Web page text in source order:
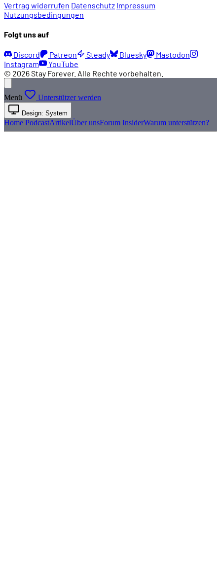
Vertrag widerrufen Datenschutz Impressum
Nutzungsbedingungen
Folgt uns auf
Discord Patreon Steady Bluesky
Mastodon
Instagram
YouTube
© 2026 Stay Forever. Alle Rechte vorbehalten.
Menü Unterstützer werden
Design: System
Home PodcastArtikelÜber unsForum InsiderWarum unterstützen?